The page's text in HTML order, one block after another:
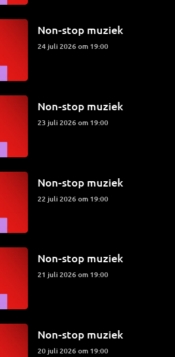
Non-stop muziek
24 juli 2026 om 19:00
Non-stop muziek
23 juli 2026 om 19:00
Non-stop muziek
22 juli 2026 om 19:00
Non-stop muziek
21 juli 2026 om 19:00
Non-stop muziek
20 juli 2026 om 19:00